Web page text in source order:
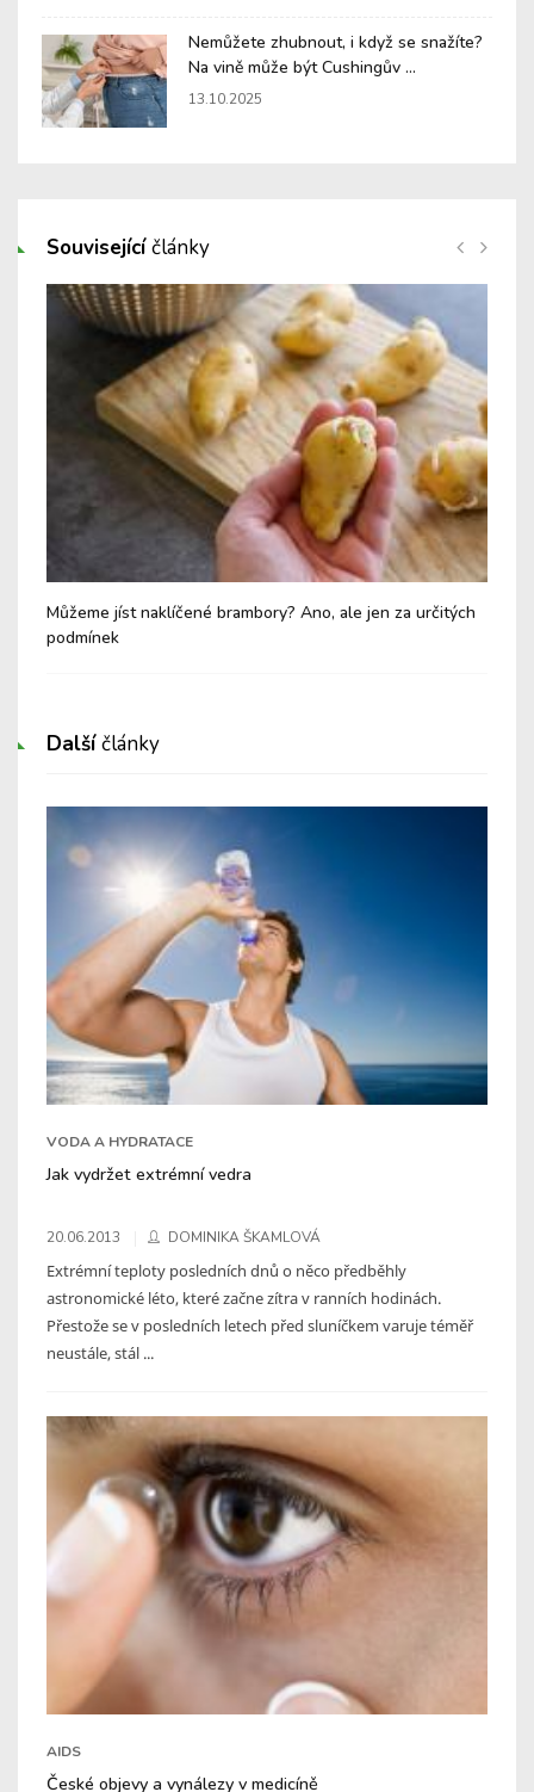
Nemůžete zhubnout, i když se snažíte?
Na vině může být Cushingův ...
13.10.2025
Souvisejícíčlánky
Můžeme jíst naklíčené brambory? Ano, ale jen za určitých
podmínek
Dalšíčlánky
VODA A HYDRATACE
Jak vydržet extrémní vedra
20.06.2013 DOMINIKA ŠKAMLOVÁ
Extrémní teploty posledních dnů o něco předběhly
astronomické léto, které začne zítra v ranních hodinách.
Přestože se v posledních letech před sluníčkem varuje téměř
neustále, stál ...
AIDS
České objevy a vynálezy v medicíně